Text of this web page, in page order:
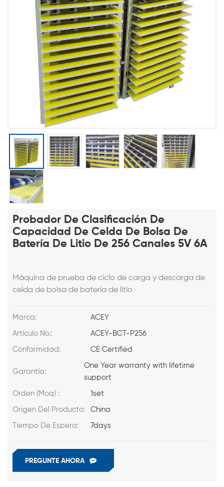
Probador De Clasificación De
Capacidad De Celda De Bolsa De
Batería De Litio De 256 Canales 5V 6A
Máquina de prueba de ciclo de carga y descarga de
celda de bolsa de batería de litio
Marca: ACEY
Artículo No.: ACEY-BCT-P256
Conformidad: CE Certified
Garantía:
One Year warranty with lifetime
support
Orden (Moq) : 1set
Origen Del Producto: China
Tiempo De Espera: 7days
PREGUNTE AHORA